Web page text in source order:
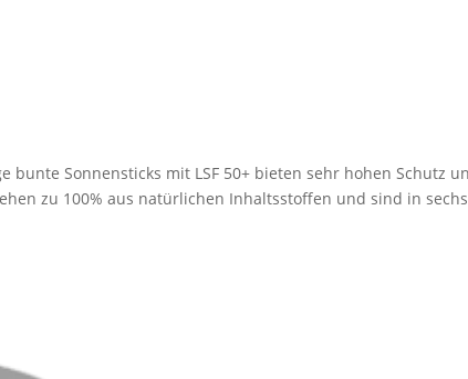
bunte Sonnensticks mit LSF 50+ bieten sehr hohen Schutz
zu 100% aus natürlichen Inhaltsstoffen und sind in sechs